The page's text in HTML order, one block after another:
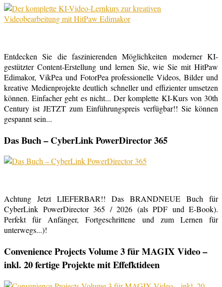
Entdecken Sie die faszinierenden Möglichkeiten moderner KI-
gestützter Content-Erstellung und lernen Sie, wie Sie mit HitPaw
Edimakor, VikPea und FotorPea professionelle Videos, Bilder und
kreative Medienprojekte deutlich schneller und effizienter umsetzen
können. Einfacher geht es nicht... Der komplette KI-Kurs von 30th
Century ist JETZT zum Einführungspreis verfügbar!! Sie können
gespannt sein...
Das Buch – CyberLink PowerDirector 365
Achtung Jetzt LIEFERBAR!! Das BRANDNEUE Buch für
CyberLink PowerDirector 365 / 2026 (als PDF und E-Book).
Perfekt für Anfänger, Fortgeschrittene und zum Lernen für
unterwegs...)!
Convenience Projects Volume 3 für MAGIX Video –
inkl. 20 fertige Projekte mit Effefktideen